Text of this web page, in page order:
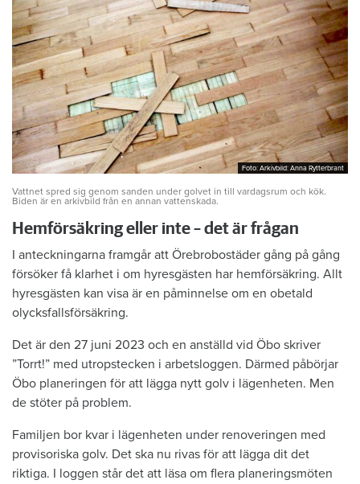
Foto: Arkivbild: Anna Rytterbrant
Foto: Arkivbild: Anna Rytterbrant
Vattnet spred sig genom sanden under golvet in till vardagsrum och kök.
Biden är en arkivbild från en annan vattenskada.
Hemförsäkring eller inte – det är frågan
I anteckningarna framgår att Örebrobostäder gång på gång
försöker få klarhet i om hyresgästen har hemförsäkring. Allt
hyresgästen kan visa är en påminnelse om en obetald
olycksfallsförsäkring.
Det är den 27 juni 2023 och en anställd vid Öbo skriver
”Torrt!” med utropstecken i arbetsloggen. Därmed påbörjar
Öbo planeringen för att lägga nytt golv i lägenheten. Men
de stöter på problem.
Familjen bor kvar i lägenheten under renoveringen med
provisoriska golv. Det ska nu rivas för att lägga dit det
riktiga. I loggen står det att läsa om flera planeringsmöten